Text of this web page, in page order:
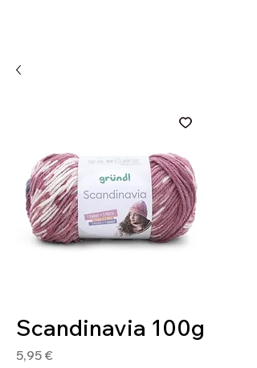
Scandinavia 100g
5,95 €